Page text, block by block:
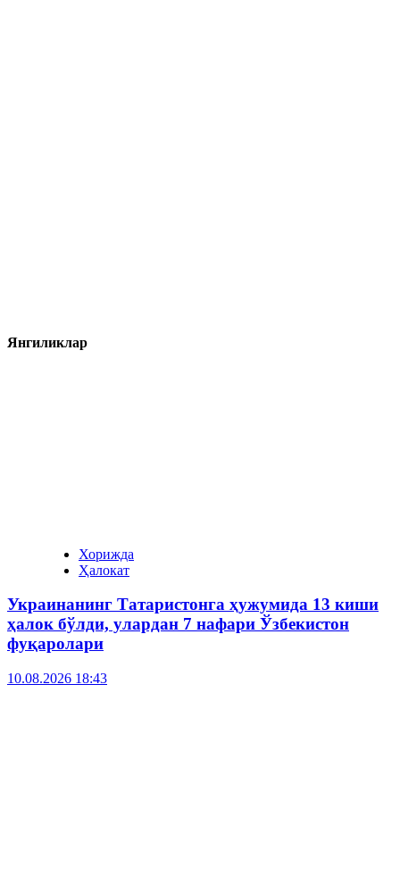
Янгиликлар
Хорижда
Ҳалокат
Украинанинг Татаристонга ҳужумида 13 киши
ҳалок бўлди, улардан 7 нафари Ўзбекистон
фуқаролари
10.08.2026 18:43